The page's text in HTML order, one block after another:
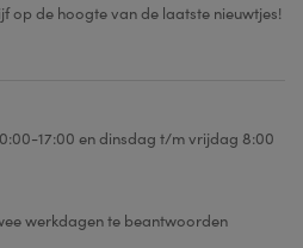
op de hoogte van de laatste nieuwtjes!
17:00 en dinsdag t/m vrijdag 8:00
werkdagen te beantwoorden